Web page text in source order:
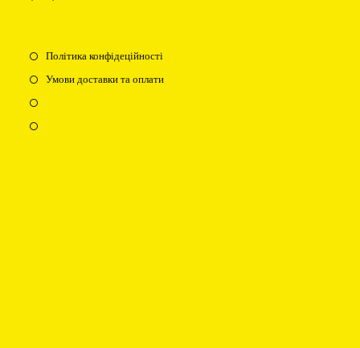
Політика конфідеційності
Умови доставки та оплати